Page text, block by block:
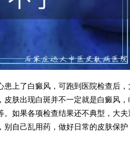
上了白癜风，可跑到医院检查后
肤出现白斑并不一定就是白癜风
如果各项检查结果还不典型，大
自己乱用药，做好日常的皮肤保